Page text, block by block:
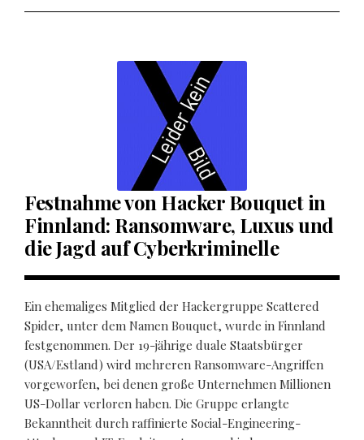
Festnahme von Hacker Bouquet in
Finnland: Ransomware, Luxus und
die Jagd auf Cyberkriminelle
Ein ehemaliges Mitglied der Hackergruppe Scattered
Spider, unter dem Namen Bouquet, wurde in Finnland
festgenommen. Der 19-jährige duale Staatsbürger
(USA/Estland) wird mehreren Ransomware-Angriffen
vorgeworfen, bei denen große Unternehmen Millionen
US-Dollar verloren haben. Die Gruppe erlangte
Bekanntheit durch raffinierte Social-Engineering-